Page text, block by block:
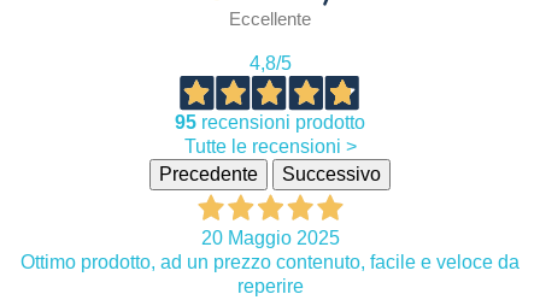
Eccellente
4,8/5
95 recensioni prodotto
Tutte le recensioni >
Precedente
Successivo
20 Maggio 2025
Ottimo prodotto, ad un prezzo contenuto, facile e veloce da
reperire